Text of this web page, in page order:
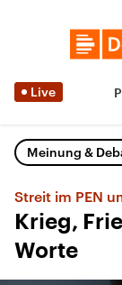
Live
Meinung &
Streit im PEN
Krieg,
Worte